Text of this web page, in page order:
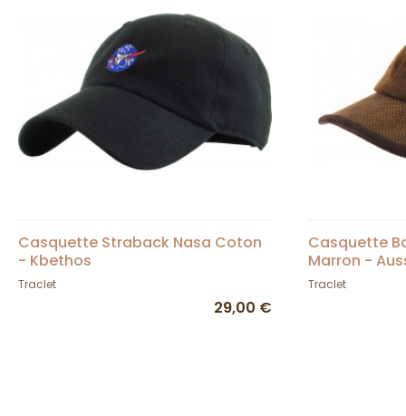
Casquette Straback Nasa Coton
- Kbethos
Traclet
29,00 €
Casquette
Marron -
Traclet